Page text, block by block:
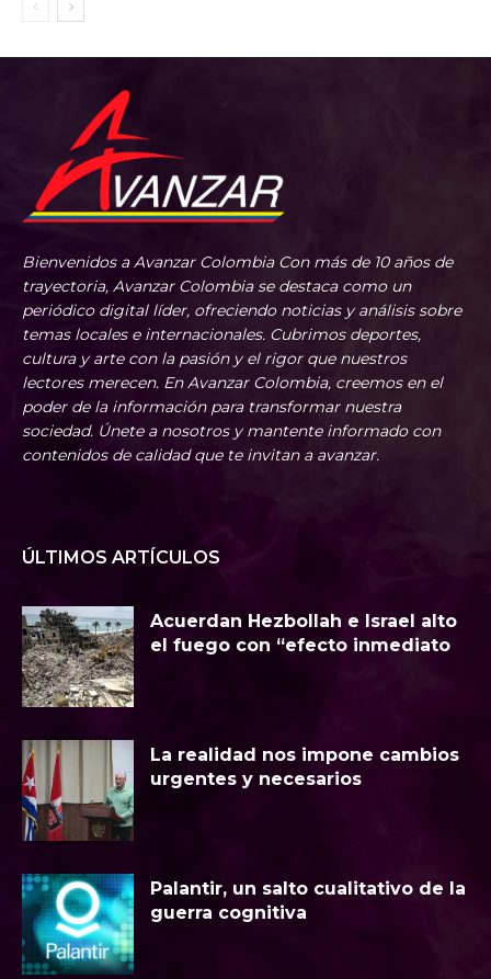
Bienvenidos a Avanzar Colombia Con más de 10 años de
trayectoria, Avanzar Colombia se destaca como un
periódico digital líder, ofreciendo noticias y análisis sobre
temas locales e internacionales. Cubrimos deportes,
cultura y arte con la pasión y el rigor que nuestros
lectores merecen. En Avanzar Colombia, creemos en el
poder de la información para transformar nuestra
sociedad. Únete a nosotros y mantente informado con
contenidos de calidad que te invitan a avanzar.
ÚLTIMOS ARTÍCULOS
Acuerdan Hezbollah e Israel alto
el fuego con “efecto inmediato
La realidad nos impone cambios
urgentes y necesarios
Palantir, un salto cualitativo de la
guerra cognitiva